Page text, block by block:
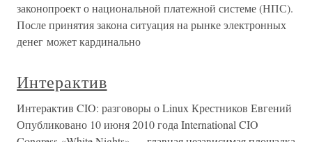
законопроект о национальной платежной системе (НПС).
После принятия закона ситуация на рынке электронных
денег может кардинально
Интерактив
Интерактив CIO: разговоры о Linux Крестников Евгений
Опубликовано 10 июня 2010 года International CIO